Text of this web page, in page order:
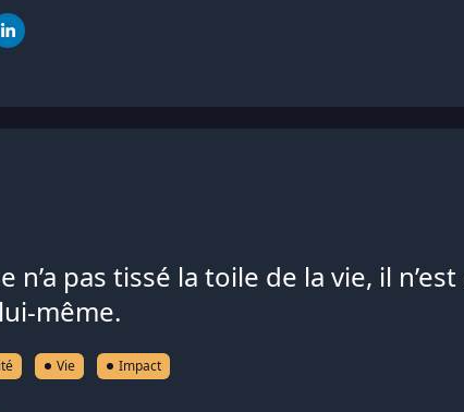
n’a pas tissé la toile de la vie, il
même.
Vie Impact